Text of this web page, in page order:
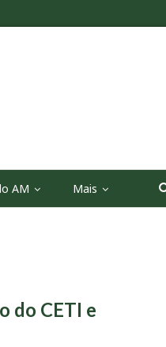
AM Mais
do CETI e